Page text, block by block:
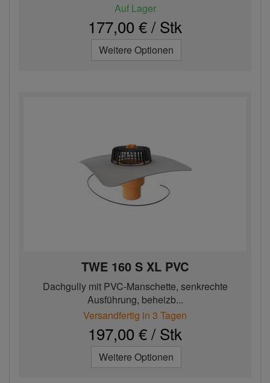
Auf Lager
177,00 € / Stk
Weitere Optionen
TWE 160 S XL PVC
Dachgully mit PVC-Manschette, senkrechte
Ausführung, beheizb...
Versandfertig in 3 Tagen
197,00 € / Stk
Weitere Optionen